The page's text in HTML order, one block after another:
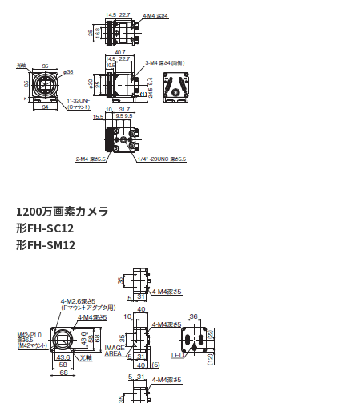
1200万画素カメラ
形FH-SC12
形FH-SM12